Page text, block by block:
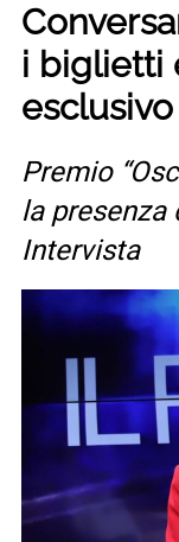
i biglietti
esclusivo
Premio
la presenza
Intervista